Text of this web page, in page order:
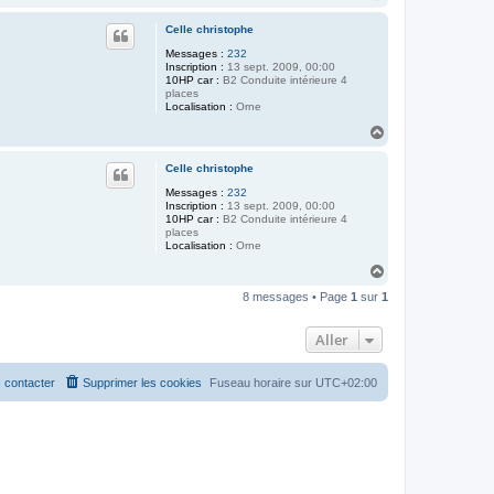
Celle christophe
Messages : 232
Inscription : 13 sept. 2009, 00:00
10HP car : B2 Conduite intérieure 4
places
Localisation : Orne
Celle christophe
Messages : 232
Inscription : 13 sept. 2009, 00:00
10HP car : B2 Conduite intérieure 4
places
Localisation : Orne
u
8 messages • Page 1 sur 1
Aller
Fuseau horaire sur UTC+02:00
Supprimer les cookies
contacter